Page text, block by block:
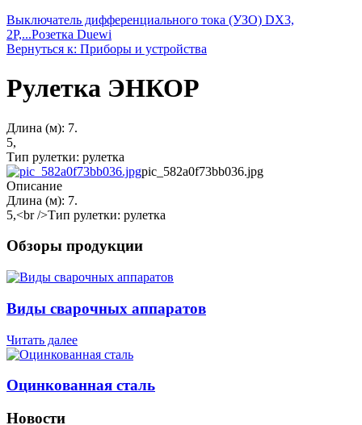
Выключатель дифференциального тока (УЗО) DX3,
2P,...Розетка Duewi
Вернуться к: Приборы и устройства
Рулетка ЭНКОР
Длина (м): 7.
5,
Тип рулетки: рулетка
pic_582a0f73bb036.jpg
Описание
Длина (м): 7.
5,<br />Тип рулетки: рулетка
Обзоры продукции
Виды сварочных аппаратов
Читать далее
Оцинкованная сталь
Новости